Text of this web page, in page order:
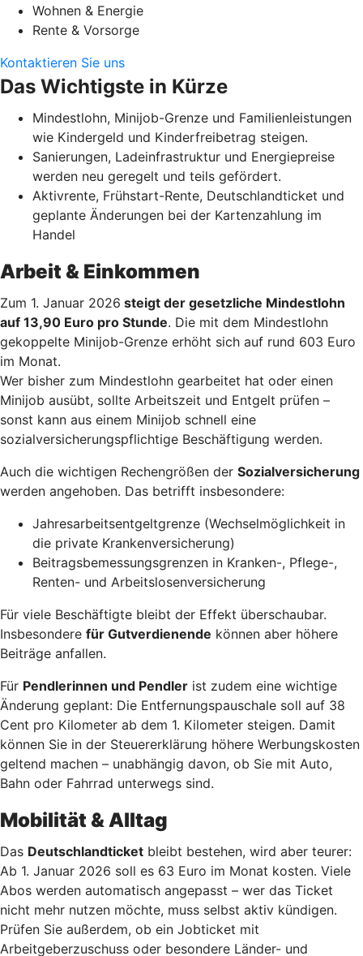
Wohnen & Energie
Rente & Vorsorge
Kontaktieren Sie uns
Das Wichtigste in Kürze
Mindestlohn, Minijob-Grenze und Familienleistungen
wie Kindergeld und Kinderfreibetrag steigen.
Sanierungen, Ladeinfrastruktur und Energiepreise
werden neu geregelt und teils gefördert.
Aktivrente, Frühstart-Rente, Deutschlandticket und
geplante Änderungen bei der Kartenzahlung im
Handel
Arbeit & Einkommen
Zum 1. Januar 2026 steigt der gesetzliche Mindestlohn
auf 13,90 Euro pro Stunde. Die mit dem Mindestlohn
gekoppelte Minijob-Grenze erhöht sich auf rund 603 Euro
im Monat.
Wer bisher zum Mindestlohn gearbeitet hat oder einen
Minijob ausübt, sollte Arbeitszeit und Entgelt prüfen –
sonst kann aus einem Minijob schnell eine
sozialversicherungspflichtige Beschäftigung werden.
Auch die wichtigen Rechengrößen der Sozialversicherung
werden angehoben. Das betrifft insbesondere:
Jahresarbeitsentgeltgrenze (Wechselmöglichkeit in
die private Krankenversicherung)
Beitragsbemessungsgrenzen in Kranken-, Pflege-,
Renten- und Arbeitslosenversicherung
Für viele Beschäftigte bleibt der Effekt überschaubar.
Insbesondere für Gutverdienende können aber höhere
Beiträge anfallen.
Für Pendlerinnen und Pendler ist zudem eine wichtige
Änderung geplant: Die Entfernungspauschale soll auf 38
Cent pro Kilometer ab dem 1. Kilometer steigen. Damit
können Sie in der Steuererklärung höhere Werbungskosten
geltend machen – unabhängig davon, ob Sie mit Auto,
Bahn oder Fahrrad unterwegs sind.
Mobilität & Alltag
Das Deutschlandticket bleibt bestehen, wird aber teurer:
Ab 1. Januar 2026 soll es 63 Euro im Monat kosten. Viele
Abos werden automatisch angepasst – wer das Ticket
nicht mehr nutzen möchte, muss selbst aktiv kündigen.
Prüfen Sie außerdem, ob ein Jobticket mit
Arbeitgeberzuschuss oder besondere Länder- und